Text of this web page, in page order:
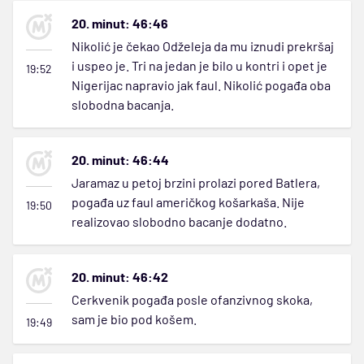
19:52
20. minut: 46:46
Nikolić je čekao Odželeja da mu iznudi prekršaj
i uspeo je. Tri na jedan je bilo u kontri i opet je
Nigerijac napravio jak faul. Nikolić pogađa oba
slobodna bacanja.
19:50
20. minut: 46:44
Jaramaz u petoj brzini prolazi pored Batlera,
pogađa uz faul američkog košarkaša. Nije
realizovao slobodno bacanje dodatno.
19:49
20. minut: 46:42
Cerkvenik pogađa posle ofanzivnog skoka,
sam je bio pod košem.